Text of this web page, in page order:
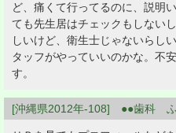
ど、痛くて行ってるのに、説明
ても先生居はチェックもしない
しいけど、衛生士じゃないらし
タッフがやっていいのかな。不
す。
[沖縄県2012年-108] ●●歯科 ふ